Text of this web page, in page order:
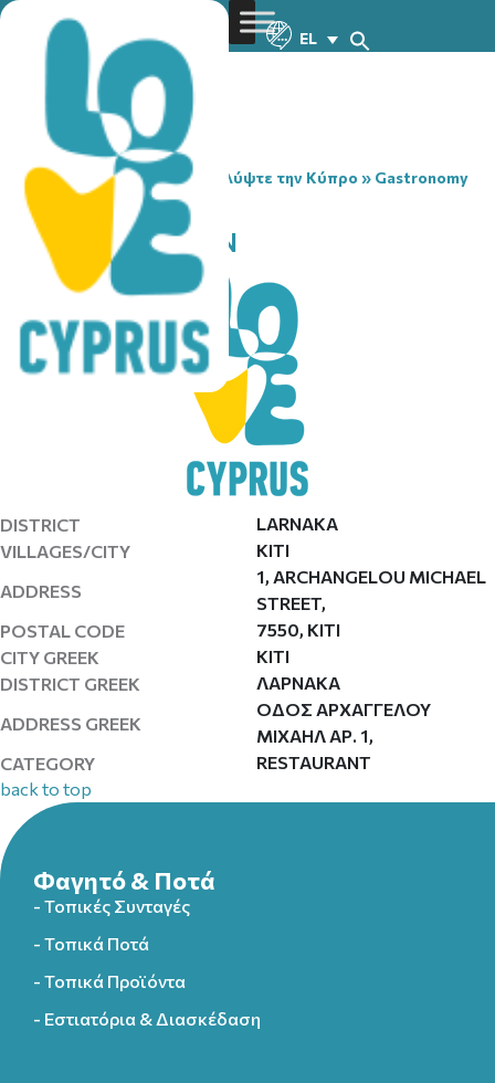
EL
You are here:Home» Ανακαλύψτε την Κύπρο » Gastronomy
» PALAION ARCHON
PALAION ARCHON
DISTRICT
LARNAKA
VILLAGES/CITY
KITI
ADDRESS
1, ARCHANGELOU MICHAEL
STREET,
POSTAL CODE
7550, KITI
CITY GREEK
ΚΙΤΙ
DISTRICT GREEK
ΛΑΡΝΑΚΑ
ADDRESS GREEK
ΟΔΟΣ ΑΡΧΑΓΓΕΛΟΥ
ΜΙΧΑΗΛ ΑΡ. 1,
CATEGORY
RESTAURANT
back to top
Φαγητό & Ποτά
- Τοπικές Συνταγές
- Τοπικά Ποτά
- Τοπικά Προϊόντα
- Εστιατόρια & Διασκέδαση